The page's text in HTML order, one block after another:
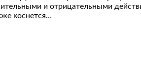
и отрицательными
коснется…